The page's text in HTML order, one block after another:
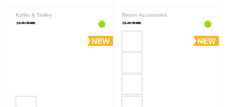
Koffer & Trolley
NEW
Reisen Accessoires
NEW